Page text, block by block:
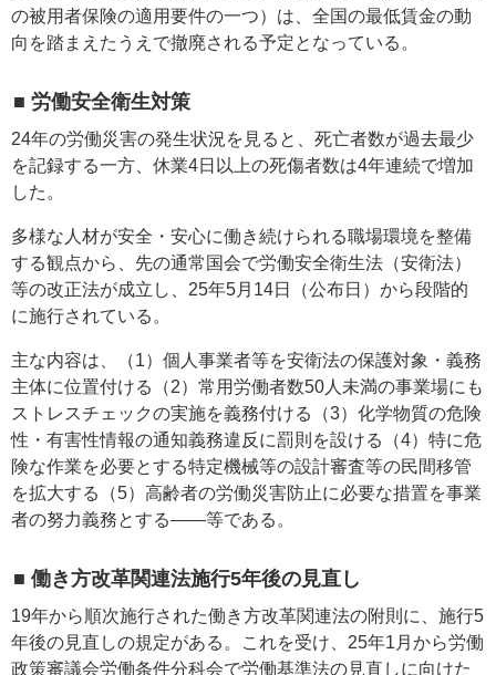
の被用者保険の適用要件の一つ）は、全国の最低賃金の動
向を踏まえたうえで撤廃される予定となっている。
■ 労働安全衛生対策
24年の労働災害の発生状況を見ると、死亡者数が過去最少
を記録する一方、休業4日以上の死傷者数は4年連続で増加
した。
多様な人材が安全・安心に働き続けられる職場環境を整備
する観点から、先の通常国会で労働安全衛生法（安衛法）
等の改正法が成立し、25年5月14日（公布日）から段階的
に施行されている。
主な内容は、（1）個人事業者等を安衛法の保護対象・義務
主体に位置付ける（2）常用労働者数50人未満の事業場にも
ストレスチェックの実施を義務付ける（3）化学物質の危険
性・有害性情報の通知義務違反に罰則を設ける（4）特に危
険な作業を必要とする特定機械等の設計審査等の民間移管
を拡大する（5）高齢者の労働災害防止に必要な措置を事業
者の努力義務とする――等である。
■ 働き方改革関連法施行5年後の見直し
19年から順次施行された働き方改革関連法の附則に、施行5
年後の見直しの規定がある。これを受け、25年1月から労働
政策審議会労働条件分科会で労働基準法の見直しに向けた